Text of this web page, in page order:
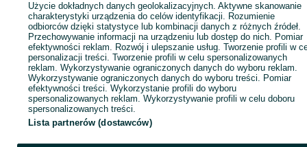
Użycie dokładnych danych geolokalizacyjnych. Aktywne skanowanie
charakterystyki urządzenia do celów identyfikacji. Rozumienie
odbiorców dzięki statystyce lub kombinacji danych z różnych źródeł.
Przechowywanie informacji na urządzeniu lub dostęp do nich. Pomiar
efektywności reklam. Rozwój i ulepszanie usług. Tworzenie profili w
personalizacji treści. Tworzenie profili w celu spersonalizowanych
reklam. Wykorzystywanie ograniczonych danych do wyboru reklam.
Wykorzystywanie ograniczonych danych do wyboru treści. Pomiar
efektywności treści. Wykorzystanie profili do wyboru
spersonalizowanych reklam. Wykorzystywanie profili w celu doboru
spersonalizowanych treści.
Lista partnerów (dostawców)